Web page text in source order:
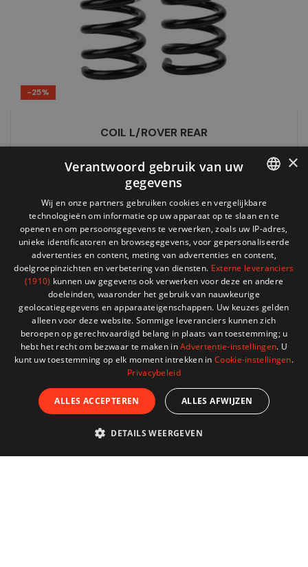
-25%
COIL L/ROVER REAR
prijs
FRENCH
×
Verantwoord gebruik van uw
gegevens
Wij en onze partners gebruiken cookies en vergelijkbare
technologieën om informatie op uw apparaat op te slaan en te
openen en om persoonsgegevens te verwerken, zoals uw IP-adres,
unieke identificatoren en browsegegevens, voor gepersonaliseerde
advertenties en content, meting van advertenties en content,
doelgroepinzichten en verbetering van diensten. Externe leveranciers
(1910) kunnen uw gegevens ook verwerken voor deze en andere
doeleinden, waaronder het gebruik van nauwkeurige
geolocatiegegevens en apparaateigenschappen. Uw keuzes gelden
alleen voor deze website. Sommige leveranciers kunnen zich
beroepen op gerechtvaardigd belang in plaats van toestemming; u
hebt het recht om bezwaar te maken inAdvertentie-instellingen. U
kunt uw toestemming op elk moment intrekken inCookie-instellingen.
Privacybeleid
ALLES ACCEPTEREN ALLES AFWIJZEN
DETAILS WEERGEVEN